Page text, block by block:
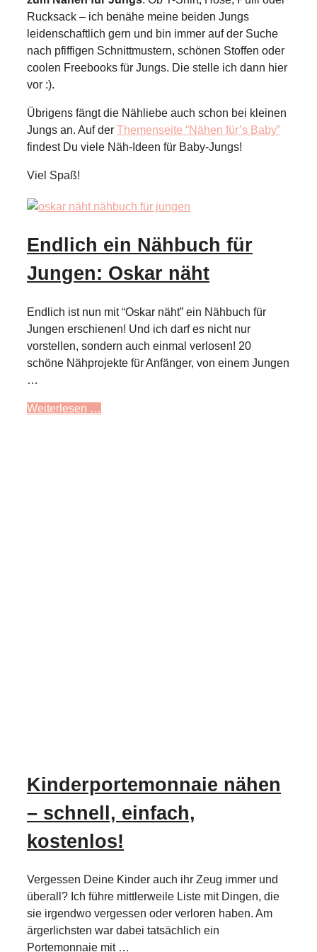
Rucksack – ich benähe meine beiden Jungs
leidenschaftlich gern und bin immer auf der Suche
nach pfiffigen Schnittmustern, schönen Stoffen oder
coolen Freebooks für Jungs. Die stelle ich dann hier
vor :).
Übrigens fängt die Nähliebe auch schon bei kleinen
Jungs an. Auf der Themenseite “Nähen für’s Baby”
findest Du viele Näh-Ideen für Baby-Jungs!
Viel Spaß!
Endlich ein Nähbuch für
Jungen: Oskar näht
Endlich ist nun mit “Oskar näht” ein Nähbuch für
Jungen erschienen! Und ich darf es nicht nur
vorstellen, sondern auch einmal verlosen! 20
schöne Nähprojekte für Anfänger, von einem Jungen
…
Weiterlesen …
Kinderportemonnaie nähen
– schnell, einfach,
kostenlos!
Vergessen Deine Kinder auch ihr Zeug immer und
überall? Ich führe mittlerweile Liste mit Dingen, die
sie irgendwo vergessen oder verloren haben. Am
ärgerlichsten war dabei tatsächlich ein
Portemonnaie mit …